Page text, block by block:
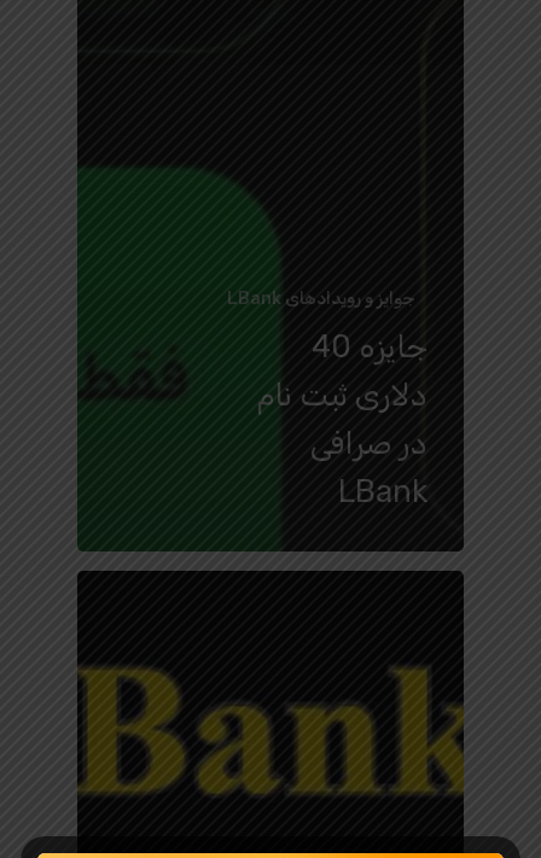
جوایز و رویدادهای LBank
جایزه 40
دلاری ثبت نام
در صرافی
LBank